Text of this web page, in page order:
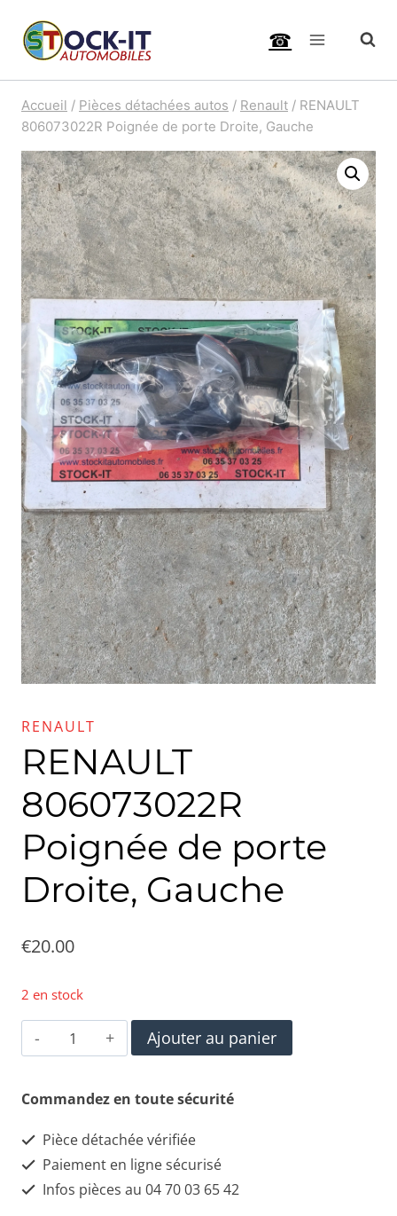
☎
Accueil / Pièces détachées autos / Renault / RENAULT
806073022R Poignée de porte Droite, Gauche
RENAULT
RENAULT
806073022R
Poignée de porte
Droite, Gauche
€20.00
2 en stock
quantité
de
RENAULT
Poignée
de
porte
Ajouter au panier
Commandez en toute sécurité
Pièce détachée vérifiée
Paiement en ligne sécurisé
Infos pièces au 04 70 03 65 42